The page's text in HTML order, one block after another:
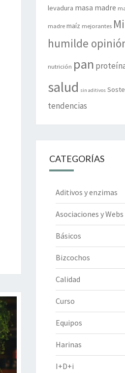
levadura masa madre
madre maíz mejorantes Mi
humilde
nutrición pan
salud sin aditivos
tendencias
CATEGORÍAS
Aditivos y enzimas
Asociaciones y Webs
Básicos
Bizcochos
Calidad
Curso
Equipos
Harinas
I+D+i